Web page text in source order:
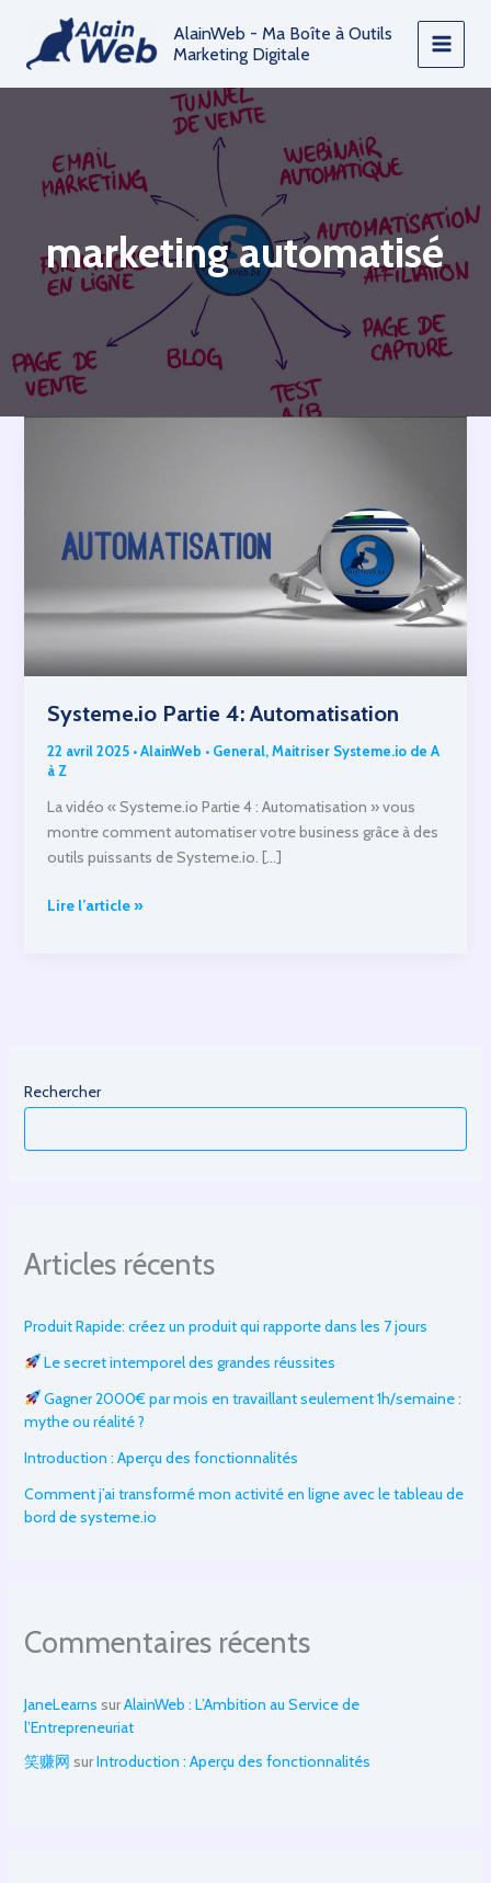
contenu
AlainWeb - Ma Boîte à Outils
Marketing Digitale
marketing automatisé
Systeme.io Partie 4: Automatisation
22 avril 2025 •AlainWeb • General,Maitriser Systeme.io de A
à Z
La vidéo « Systeme.io Partie 4 : Automatisation » vous
montre comment automatiser votre business grâce à des
outils puissants de Systeme.io. […]
Systeme.io
Lire l’article »
Rechercher
Articles récents
Produit Rapide: créez un produit qui rapporte dans les 7 jours
Le secret intemporel des grandes réussites
Gagner 2000€ par mois en travaillant seulement 1h/semaine :
mythe ou réalité ?
Introduction : Aperçu des fonctionnalités
Comment j’ai transformé mon activité en ligne avec le tableau de
bord de systeme.io
Commentaires récents
JaneLearns surAlainWeb : L’Ambition au Service de
l’Entrepreneuriat
笑赚网 surIntroduction : Aperçu des fonctionnalités